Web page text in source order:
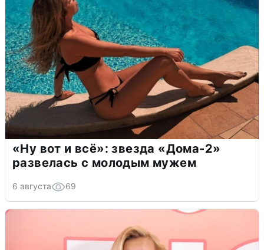
«Ну вот и всё»: звезда «Дома-2»
развелась с молодым мужем
6 августа 69